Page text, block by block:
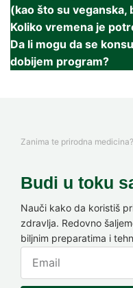
(kao što su
Koliko vremena je
Da li mogu da se
dobijem program?
Zanima te prirodna medicina?
Budi u toku
Nauči kako da koristiš
zdravlja. Redovno
biljnim preparatima i